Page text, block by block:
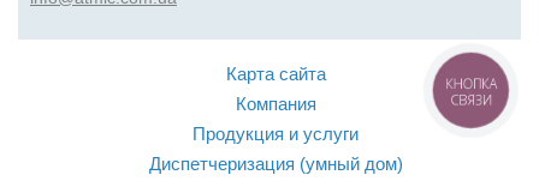
Карта сайта
Компания
Продукция и услуги
Диспетчеризация (умный дом)
КНОПКА
СВЯЗИ